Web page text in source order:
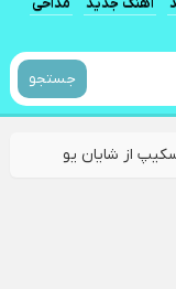
جستجو
از شایان یو